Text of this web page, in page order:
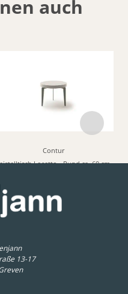
auch
Contur
Loretto - Rund ca. 60 cm,
754,00 € *
13-17